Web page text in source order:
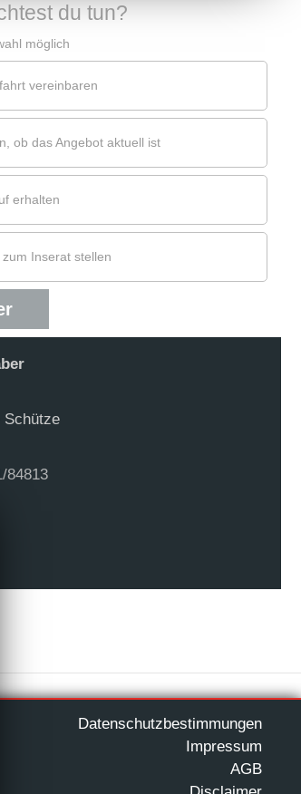
du tun?
möglich
vereinbaren
ob das Angebot aktuell ist
erhalten
Inserat stellen
Schütze
84813
Datenschutzbestimmungen
Impressum
AGB